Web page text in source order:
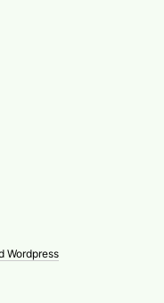
Wordpress